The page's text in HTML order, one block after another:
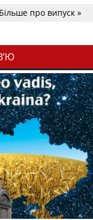
РЕДАКЦІЙНЕ
Більше про випуск »